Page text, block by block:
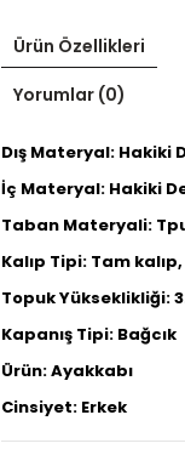
Ürün Özellikleri
Yorumlar (0)
Dış Materyal: Hakiki
İç Materyal: Hakiki
Taban Materyali:
Kalıp Tipi: Tam
Topuk Yükseklikliği:
Kapanış Tipi: Bağcık
Ürün: Ayakkabı
Cinsiyet: Erkek